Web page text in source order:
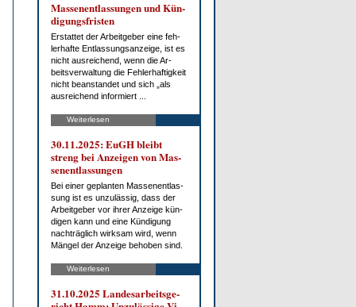
Mas­sen­ent­las­sun­gen und Kün­
di­gungs­fris­ten
Er­stat­tet der Ar­beit­ge­ber ei­ne feh­
ler­haf­te Ent­las­sungs­an­zei­ge, ist es
nicht aus­rei­chend, wenn die Ar­
beits­ver­wal­tung die Feh­ler­haf­tig­keit
nicht be­an­stan­det und sich „als
aus­rei­chend in­for­miert ...
Weiterlesen
30.11.2025: EuGH bleibt
streng bei An­zei­gen von Mas­
sen­ent­las­sun­gen
Bei ei­ner ge­plan­ten Mas­sen­ent­las­
sung ist es un­zu­läs­sig, dass der
Ar­beit­ge­ber vor ih­rer An­zei­ge kün­
di­gen kann und ei­ne Kün­di­gung
nach­träg­lich wirk­sam wird, wenn
Män­gel der An­zei­ge be­ho­ben sind.
Weiterlesen
31.10.2025 Lan­des­ar­beits­ge­